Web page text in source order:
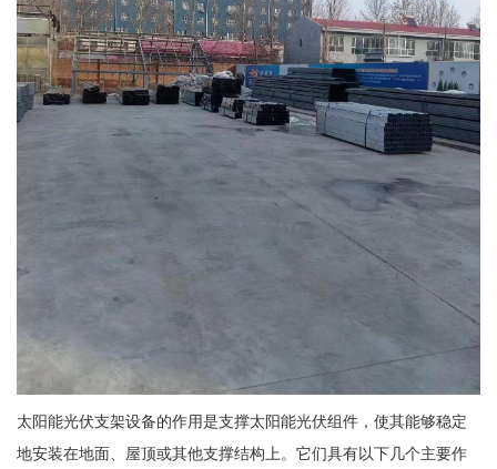
太阳能光伏支架设备的作用是支撑太阳能光伏组件，使其能够稳定
地安装在地面、屋顶或其他支撑结构上。它们具有以下几个主要作